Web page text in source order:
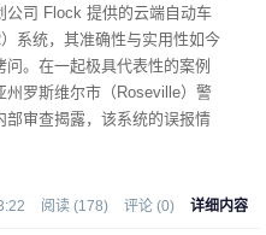
公司 Flock 提供的云端自动车
系统，其准确性与实用性如今
问。在一起极具代表性的案例
州罗斯维尔市（Roseville）警
部审查揭露，该系统的误报情
阅读 (178) 评论 (0) 详细内容